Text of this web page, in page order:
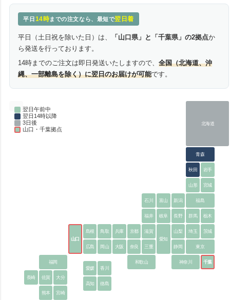
平日 14時までの注文なら、最短で翌日着
平日（土日祝を除いた日）は、 「山口県」と「千葉県」の2拠点か
ら発送を行っております。
14時までのご注文は即日発送いたしますので、全国（北海道、沖
縄、一部離島を除く）に翌日のお届けが可能です。
翌日午前中
翌日14時以降
3日後
山口・千葉拠点
北海道
青森
秋田 岩手
山形 宮城
石川 富山 新潟 福島
福井 岐阜 長野 群馬 栃木
山口
島根 鳥取 兵庫 京都
滋賀
愛知
山梨 埼玉 茨城
広島 岡山 大阪 奈良 三重 東京
福岡
愛媛
香川
和歌山
静岡
神奈川 千葉
長崎 佐賀
大分
高知
徳島
熊本
宮崎